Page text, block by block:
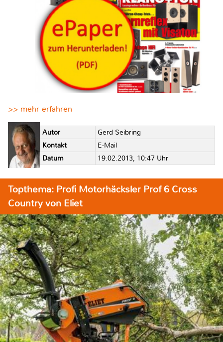
>> mehr erfahren
Autor
Gerd Seibring
Kontakt
E-Mail
Datum
19.02.2013, 10:47 Uhr
Topthema: Profi Motorhäcksler Prof 6 Cross
Country von Eliet